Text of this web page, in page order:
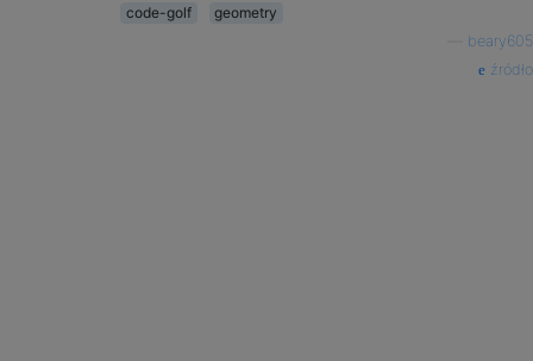
code-golf
geometry
beary605
źródło